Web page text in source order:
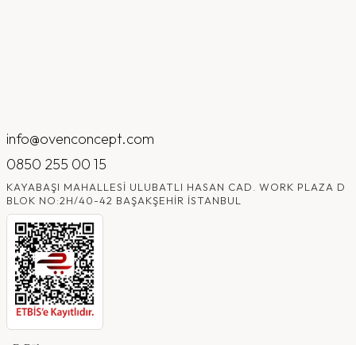
info@ovenconcept.com
0850 255 00 15
KAYABAŞI MAHALLESI ULUBATLI HASAN CAD. WORK PLAZA D
BLOK NO:2H/40-42 BAŞAKŞEHIR İSTANBUL